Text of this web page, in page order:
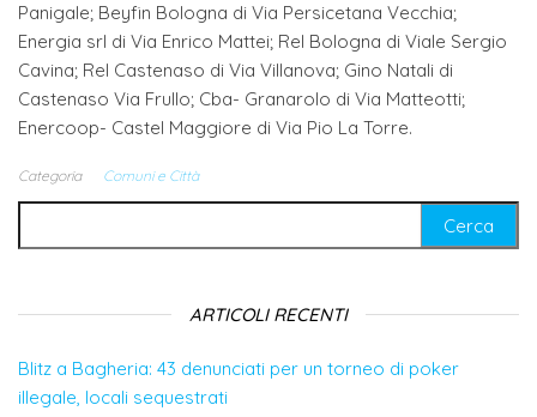
Panigale; Beyfin Bologna di Via Persicetana Vecchia;
Energia srl di Via Enrico Mattei; Rel Bologna di Viale Sergio
Cavina; Rel Castenaso di Via Villanova; Gino Natali di
Castenaso Via Frullo; Cba- Granarolo di Via Matteotti;
Enercoop- Castel Maggiore di Via Pio La Torre.
Categoria Comuni e Città
ARTICOLI RECENTI
Blitz a Bagheria: 43 denunciati per un torneo di poker
illegale, locali sequestrati